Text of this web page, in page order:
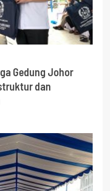
Gedung Johor
dan